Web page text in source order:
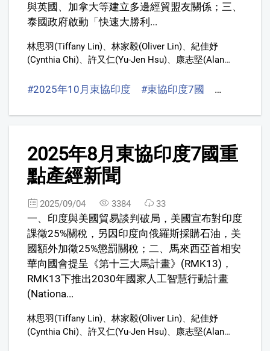
與英國、加拿大等建立多邊經貿盟友關係；三、
泰國政府啟動「快速大勝利...
林思羽(Tiffany Lin)、 林家毅(Oliver Lin)、 紀佳妤
(Cynthia Chi)、 許又仁(Yu-Jen Hsu)、 康志堅(Alan
#2025年10月東協印度 #東協印度7國 #2025年10
2025年8月東協印度7國重
點產經新聞
2025/09/04 3384 33
一、印度與美國貿易談判破局，美國宣布對印度
課徵25%關稅，另因印度向俄羅斯採購石油，美
國額外加徵25%懲罰關稅；二、馬來西亞首相安
華向國會提呈《第十三大馬計畫》(RMK13)，
RMK13下推出2030年國家人工智慧行動計畫
(Nationa...
林思羽(Tiffany Lin) 林家毅(Oliver Lin)
紀佳妤
(Cynthia Chi)
許又仁(Yu-Jen Hsu)
康志堅(Alan